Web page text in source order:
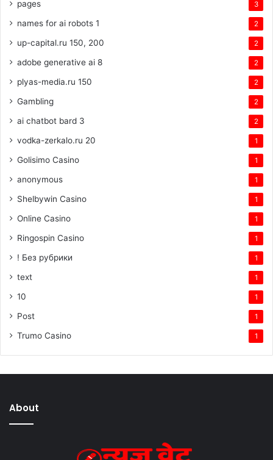
pages 3
names for ai robots 1 2
up-capital.ru 150, 200 2
adobe generative ai 8 2
plyas-media.ru 150 2
Gambling 2
ai chatbot bard 3 2
vodka-zerkalo.ru 20 1
Golisimo Casino 1
anonymous 1
Shelbywin Casino 1
Online Casino 1
Ringospin Casino 1
! Без рубрики 1
text 1
10 1
Post 1
Trumo Casino 1
About